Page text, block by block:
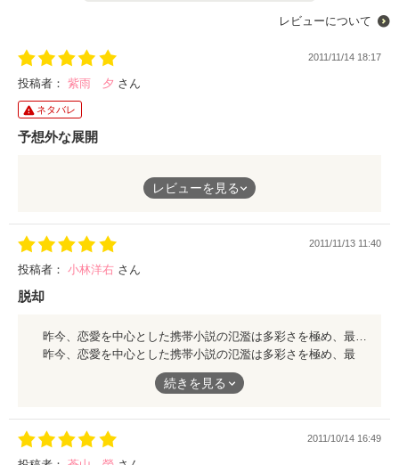
レビューについて
2011/11/14 18:17
投稿者： 紫雨 夕 さん
ネタバレ
予想外な展開
最初は、恋愛小説だと思って読み進めていくと…。
でも、きっとラストはって思ってると……あれ!?みたいな。
とにかく、読んでみましょう。
あなたの心に、素晴らしい贈り物を届けてくれるはずです。
レビューを見る
2011/11/13 11:40
投稿者： 小林洋右 さん
脱却
昨今、恋愛を中心とした携帯小説の氾濫は多彩さを極め、最早“小説”の範疇には収まり切らなくなっている。 形式を崇拝するのが果たして文学に貢献するのかは解らないが、けして見慣れぬ斬新さだけが優れたものでもあるまい。 だが本作品は、従来のメタフィクションともシュルレアリスムとも受け取れる作風の中で、しかし、新しい試みが溢れていて読む者を惹き付ける。ひとりの少女の心理的な変化が、実は試験的なこの作品を巧く纏めている。 生活、恋愛、戦争、死。そこに答えなんかない？ しかし、それが何だ。日常、非日常の峻別は難しくとも、主人公、美菜の心を通して、読者は巷間の通念に矛盾を感じてほしい。この機会を逃せば、あなたに明日はないのかもしれないのだから。 久し振りに細かい手直しを要求したくなりました。それほどに素晴らしい。と言いますか、縦書きで読みたいですね。
昨今、恋愛を中心とした携帯小説の氾濫は多彩さを極め、最
早“小説”の範疇には収まり切らなくなっている。
だが本作品は、従来のメタフィクションともシュルレアリスム
続きを見る
2011/10/14 16:49